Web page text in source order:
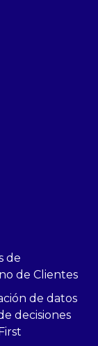
de
de Clientes
de datos
decisiones